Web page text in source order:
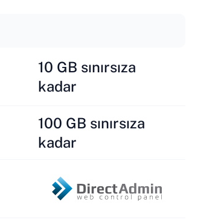
10 GB sınırsıza
kadar
100 GB sınırsıza
kadar